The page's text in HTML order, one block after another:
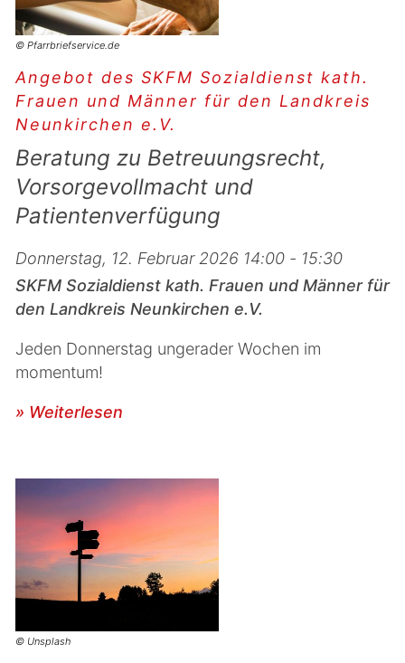
© Pfarrbriefservice.de
Angebot des SKFM Sozialdienst kath.
Frauen und Männer für den Landkreis
Neunkirchen e.V.
Beratung zu Betreuungsrecht,
Vorsorgevollmacht und
Patientenverfügung
Donnerstag, 12. Februar 2026 14:00 - 15:30
SKFM Sozialdienst kath. Frauen und Männer für
den Landkreis Neunkirchen e.V.
Jeden Donnerstag ungerader Wochen im
momentum!
» Weiterlesen
© Unsplash